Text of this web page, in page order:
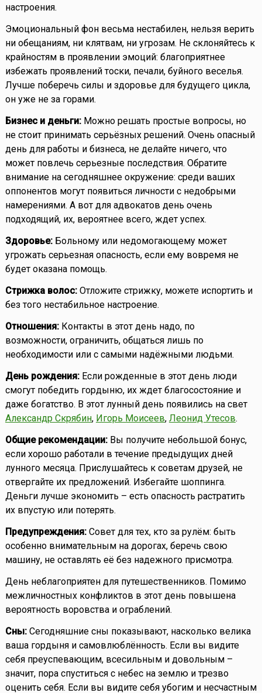
настроения.
Эмоциональный фон весьма нестабилен, нельзя верить
ни обещаниям, ни клятвам, ни угрозам. Не склоняйтесь к
крайностям в проявлении эмоций: благоприятнее
избежать проявлений тоски, печали, буйного веселья.
Лучше поберечь силы и здоровье для будущего цикла,
он уже не за горами.
Бизнес и деньги:Можно решать простые вопросы, но
не стоит принимать серьёзных решений. Очень опасный
день для работы и бизнеса, не делайте ничего, что
может повлечь серьезные последствия. Обратите
внимание на сегодняшнее окружение: среди ваших
оппонентов могут появиться личности с недобрыми
намерениями. А вот для адвокатов день очень
подходящий, их, вероятнее всего, ждет успех.
Здоровье:Больному или недомогающему может
угрожать серьезная опасность, если ему вовремя не
будет оказана помощь.
Стрижка волос:Отложите стрижку, можете испортить и
без того нестабильное настроение.
Отношения:Контакты в этот день надо, по
возможности, ограничить, общаться лишь по
необходимости или с самыми надёжными людьми.
День рождения:Если рожденные в этот день люди
смогут победить гордыню, их ждет благосостояние и
даже богатство. В этот лунный день появились на свет
Александр Скрябин, Игорь Моисеев, Леонид Утесов.
Общие рекомендации:Вы получите небольшой бонус,
если хорошо работали в течение предыдущих дней
лунного месяца. Прислушайтесь к советам друзей, не
отвергайте их предложений. Избегайте шоппинга.
Деньги лучше экономить – есть опасность растратить
их впустую или потерять.
Предупреждения:Совет для тех, кто за рулём: быть
особенно внимательным на дорогах, беречь свою
машину, не оставлять её без надежного присмотра.
День неблагоприятен для путешественников. Помимо
межличностных конфликтов в этот день повышена
вероятность воровства и ограблений.
Сны:Сегодняшние сны показывают, насколько велика
ваша гордыня и самовлюблённость. Если вы видите
себя преуспевающим, всесильным и довольным –
значит, пора спуститься с небес на землю и трезво
оценить себя. Если вы видите себя убогим и несчастным